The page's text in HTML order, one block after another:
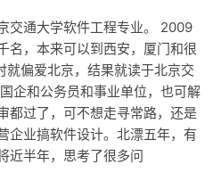
分类
生活
读书
tool
摄影
交通大学软件工程专业。 2009
名，本来可以到西安，厦门和很
偏爱北京，结果就读于北京交
企和公务员和事业单位，也可解
都过了，可不想走寻常路，还是
企业搞软件设计。北漂五年，有
近半年，思考了很多问